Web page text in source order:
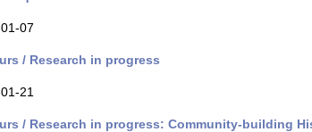
07
/ Research in progress
21
/ Research in progress: Community-building